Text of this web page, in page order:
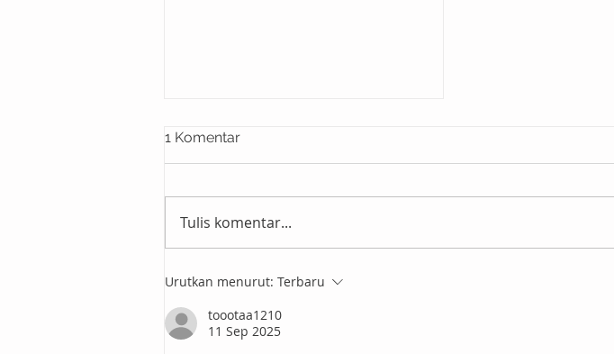
Kolaborasi Wehelpyou dan
Westbike Meriahkan
Ramadhan dengan Berbagi
Hadiah di Mall Central Park
1 Komentar
Tulis komentar...
Urutkan menurut: Terbaru
toootaa1210
11 Sep 2025